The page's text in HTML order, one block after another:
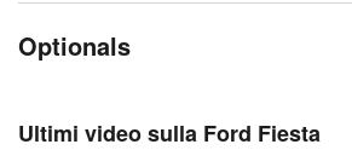
Optionals
Ultimi video sulla Ford Fiesta